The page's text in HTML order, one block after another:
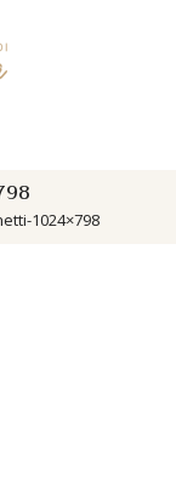
1024×798